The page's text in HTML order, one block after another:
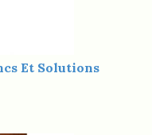
Et Solutions